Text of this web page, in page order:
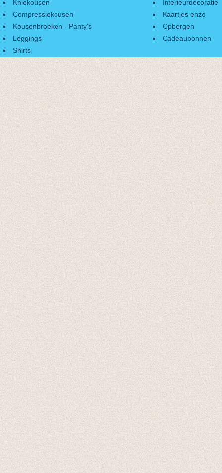
Kniekousen
Compressiekousen
Kousenbroeken - Panty's
Leggings
Shirts
Interieurdecoratie
Kaartjes enzo
Opbergen
Cadeaubonnen